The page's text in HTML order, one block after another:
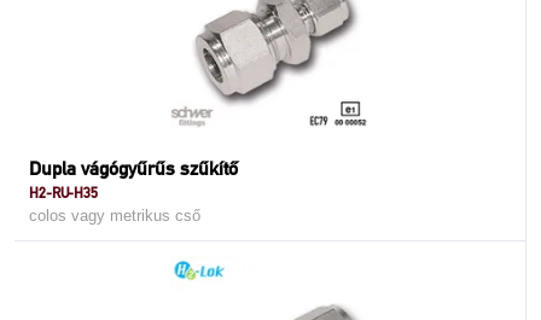
Dupla vágógyűrűs szűkítő
H2-RU-H35
colos vagy metrikus cső